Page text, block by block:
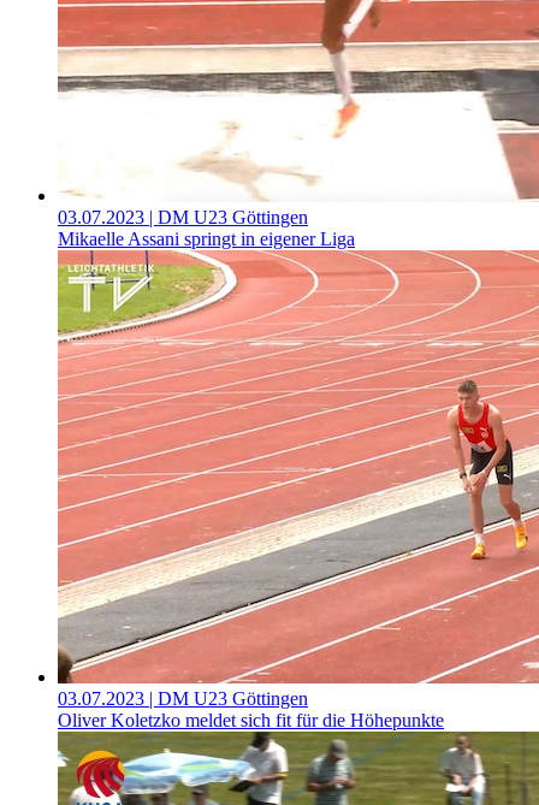
03.07.2023 | DM U23 Göttingen
Mikaelle Assani springt in eigener Liga
03.07.2023 | DM U23 Göttingen
Oliver Koletzko meldet sich fit für die Höhepunkte